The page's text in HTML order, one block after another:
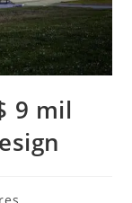
9 mil